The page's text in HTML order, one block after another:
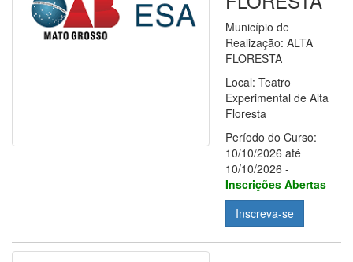
Município de
Realização: ALTA
FLORESTA
Local: Teatro
Experimental de Alta
Floresta
Período do Curso:
10/10/2026 até
10/10/2026 -
Inscrições Abertas
Inscreva-se